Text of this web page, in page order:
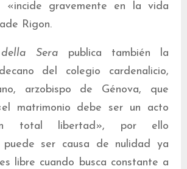
«incide gravemente en la vida
Rigon.
Sera publica también la
del colegio cardenalicio,
arzobispo de Génova, que
matrimonio debe ser un acto
total libertad», por ello
puede ser causa de nulidad ya
libre cuando busca constante a